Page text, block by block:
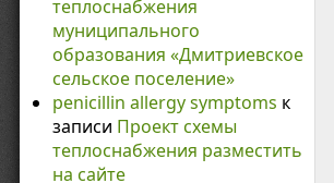
теплоснабжения
муниципального
образования «Дмитриевское
сельское поселение»
penicillin allergy symptoms к
записи Проект схемы
теплоснабжения разместить
на сайте